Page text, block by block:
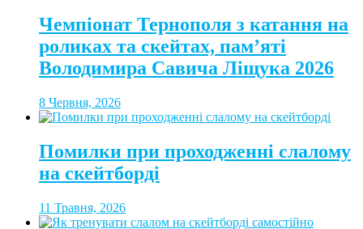
Чемпіонат Тернополя з катання на
роликах та скейтах, пам’яті
Володимира Савича Ліщука 2026
8 Червня, 2026
Помилки при проходженні слалому
на скейтборді
11 Травня, 2026